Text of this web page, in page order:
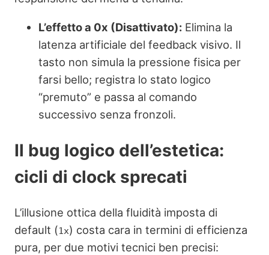
L’effetto a 0x (Disattivato): Elimina la
latenza artificiale del feedback visivo. Il
tasto non simula la pressione fisica per
farsi bello; registra lo stato logico
“premuto” e passa al comando
successivo senza fronzoli.
Il bug logico dell’estetica:
cicli di clock sprecati
L’illusione ottica della fluidità imposta di
default (1x) costa cara in termini di efficienza
pura, per due motivi tecnici ben precisi: